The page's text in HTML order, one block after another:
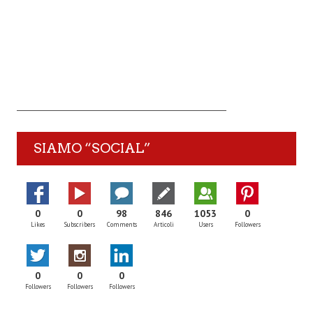
SIAMO “SOCIAL”
0
Likes
0
Subscribers
98
Comments
846
Articoli
1053
Users
0
Followers
0
Followers
0
Followers
0
Followers